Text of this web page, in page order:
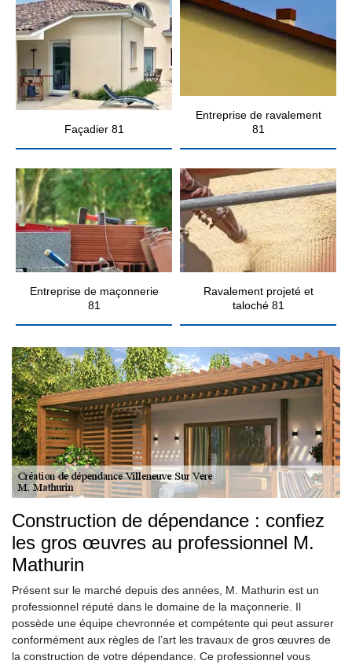
Façadier 81
Entreprise de ravalement
81
Entreprise de maçonnerie
81
Ravalement projeté et
taloché 81
Construction de dépendance : confiez
les gros œuvres au professionnel M.
Mathurin
Présent sur le marché depuis des années, M. Mathurin est un
professionnel réputé dans le domaine de la maçonnerie. Il
possède une équipe chevronnée et compétente qui peut assurer
conformément aux règles de l’art les travaux de gros œuvres de
la construction de votre dépendance. Ce professionnel vous